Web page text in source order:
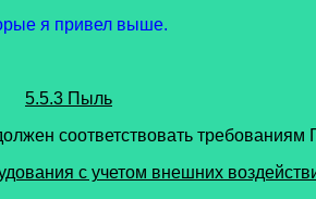
я привел выше.
5.5.3 Пыль
соответствовать требованиям
с учетом внешних